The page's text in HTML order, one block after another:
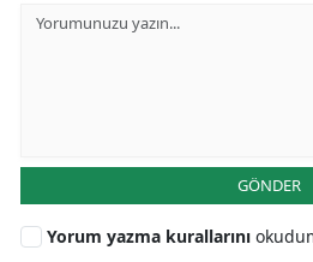
GÖNDER
Yorum yazma kurallarını